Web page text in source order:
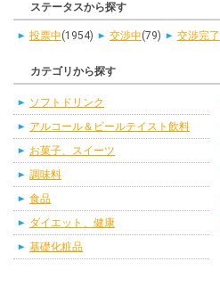
ステータスから探す
投票中(1954) 交渉中(79) 交渉完了
カテゴリから探す
ソフトドリンク
アルコール＆ビールテイスト飲料
お菓子、スイーツ
調味料
食品
ダイエット、健康
基礎化粧品